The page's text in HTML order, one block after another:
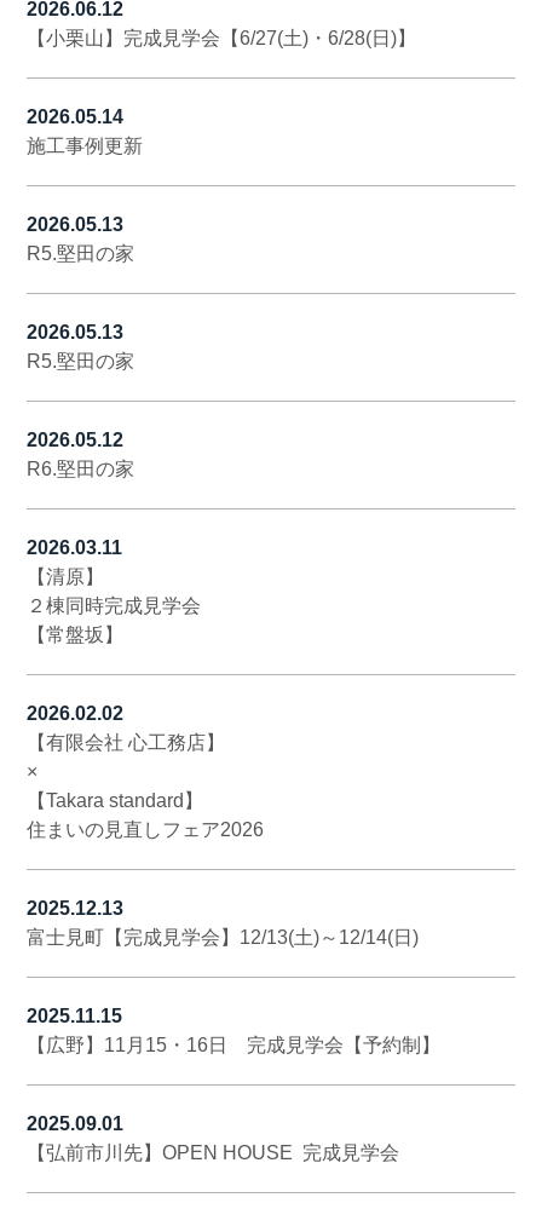
2026.06.12
【小栗山】完成見学会【6/27(土)・6/28(日)】
2026.05.14
施工事例更新
2026.05.13
R5.堅田の家
2026.05.13
R5.堅田の家
2026.05.12
R6.堅田の家
2026.03.11
【清原】
２棟同時完成見学会
【常盤坂】
2026.02.02
【有限会社 心工務店】
×
【Takara standard】
住まいの見直しフェア2026
2025.12.13
富士見町【完成見学会】12/13(土)～12/14(日)
2025.11.15
【広野】11月15・16日 完成見学会【予約制】
2025.09.01
【弘前市川先】OPEN HOUSE 完成見学会